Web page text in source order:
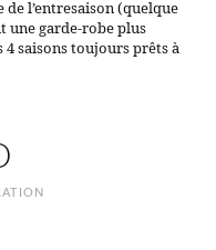
l’entresaison (quelque
une garde-robe plus
saisons toujours prêts à